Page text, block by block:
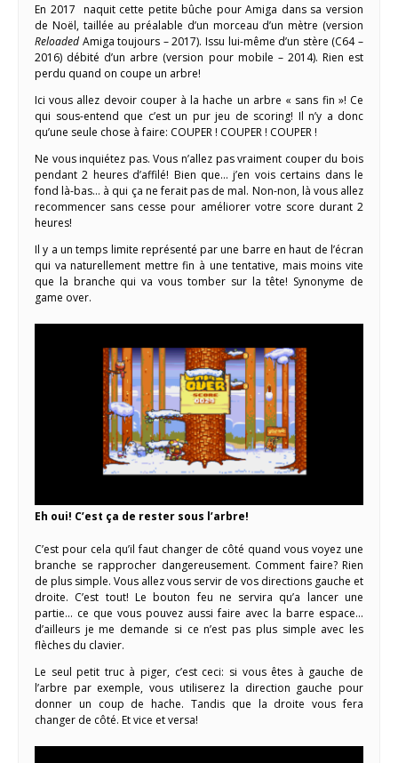
En 2017 naquit cette petite bûche pour Amiga dans sa version
de Noël, taillée au préalable d’un morceau d’un mètre (version
Reloaded Amiga toujours – 2017). Issu lui-même d’un stère (C64 –
2016) débité d’un arbre (version pour mobile – 2014). Rien est
perdu quand on coupe un arbre!
Ici vous allez devoir couper à la hache un arbre « sans fin »! Ce
qui sous-entend que c’est un pur jeu de scoring! Il n’y a donc
qu’une seule chose à faire: COUPER ! COUPER ! COUPER !
Ne vous inquiétez pas. Vous n’allez pas vraiment couper du bois
pendant 2 heures d’affilé! Bien que… j’en vois certains dans le
fond là-bas… à qui ça ne ferait pas de mal. Non-non, là vous allez
recommencer sans cesse pour améliorer votre score durant 2
heures!
Il y a un temps limite représenté par une barre en haut de l’écran
qui va naturellement mettre fin à une tentative, mais moins vite
que la branche qui va vous tomber sur la tête! Synonyme de
game over.
Eh oui! C’est ça de rester sous l’arbre!
C’est pour cela qu’il faut changer de côté quand vous voyez une
branche se rapprocher dangereusement. Comment faire? Rien
de plus simple. Vous allez vous servir de vos directions gauche et
droite. C’est tout! Le bouton feu ne servira qu’a lancer une
partie… ce que vous pouvez aussi faire avec la barre espace…
d’ailleurs je me demande si ce n’est pas plus simple avec les
flèches du clavier.
Le seul petit truc à piger, c’est ceci: si vous êtes à gauche de
l’arbre par exemple, vous utiliserez la direction gauche pour
donner un coup de hache. Tandis que la droite vous fera
changer de côté. Et vice et versa!